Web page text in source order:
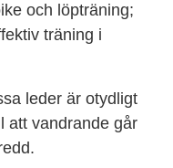
och löpträning;
träning i
leder är otydligt
att vandrande går